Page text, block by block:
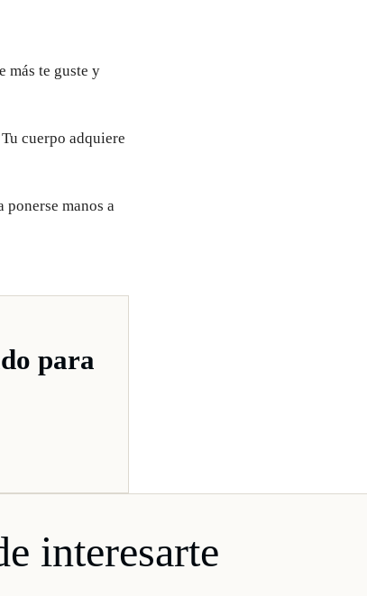
más te guste y
cuerpo adquiere
manos a
para
interesarte